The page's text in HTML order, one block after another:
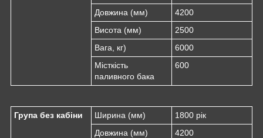
Довжина (мм)
4200
Висота (мм)
2500
Вага, кг)
6000
Місткість
паливного бака
600
Група без кабіни Ширина (мм)
1800 рік
Довжина (мм)
4200